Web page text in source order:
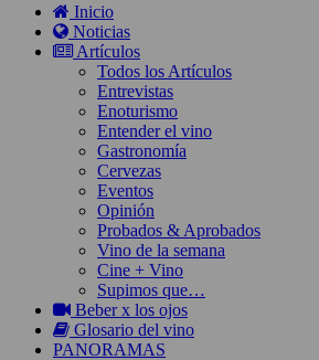
Inicio
Noticias
Artículos
Todos los Artículos
Entrevistas
Enoturismo
Entender el vino
Gastronomía
Cervezas
Eventos
Opinión
Probados & Aprobados
Vino de la semana
Cine + Vino
Supimos que…
Beber x los ojos
Glosario del vino
PANORAMAS